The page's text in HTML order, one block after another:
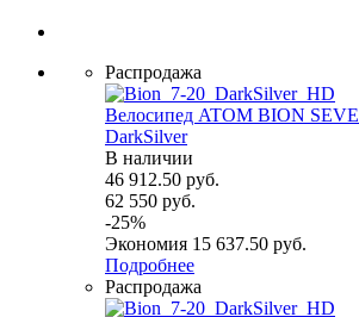
Распродажа
Велосипед ATOM BION
DarkSilver
В наличии
46 912.50 руб.
62 550 руб.
-25%
Экономия 15 637.50 руб.
Подробнее
Распродажа